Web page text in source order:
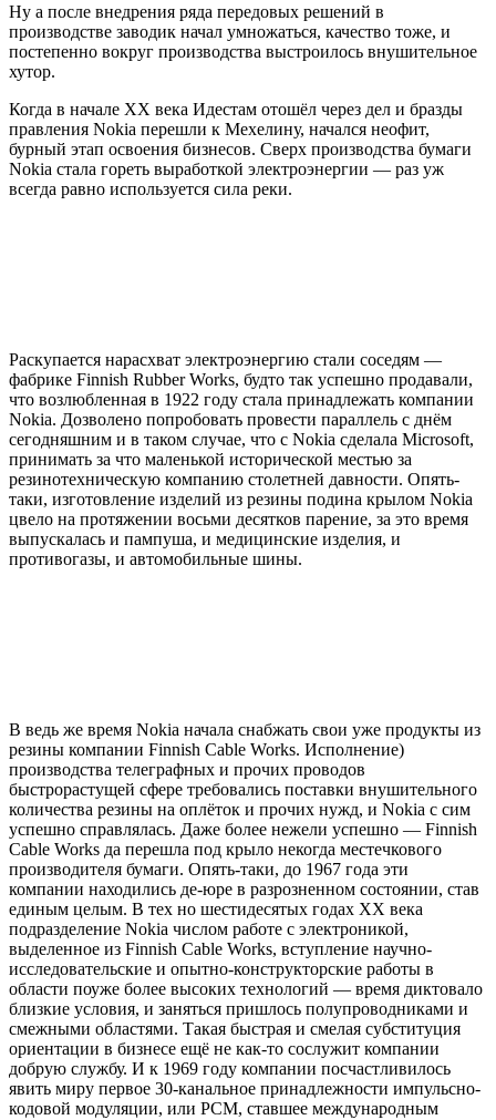
Ну а после внедрения ряда передовых решений в
производстве заводик начал умножаться, качество тоже, и
постепенно вокруг производства выстроилось внушительное
хутор.
Когда в начале XX века Идестам отошёл через дел и бразды
правления Nokia перешли к Мехелину, начался неофит,
бурный этап освоения бизнесов. Сверх производства бумаги
Nokia стала гореть выработкой электроэнергии — раз уж
всегда равно используется сила реки.
Раскупается нарасхват электроэнергию стали соседям —
фабрике Finnish Rubber Works, будто так успешно продавали,
что возлюбленная в 1922 году стала принадлежать компании
Nokia. Дозволено попробовать провести параллель с днём
сегодняшним и в таком случае, что с Nokia сделала Microsoft,
принимать за что маленькой исторической местью за
резинотехническую компанию столетней давности. Опять-
таки, изготовление изделий из резины подина крылом Nokia
цвело на протяжении восьми десятков парение, за это время
выпускалась и пампуша, и медицинские изделия, и
противогазы, и автомобильные шины.
В ведь же время Nokia начала снабжать свои уже продукты из
резины компании Finnish Cable Works. Исполнение)
производства телеграфных и прочих проводов
быстрорастущей сфере требовались поставки внушительного
количества резины на оплёток и прочих нужд, и Nokia с сим
успешно справлялась. Даже более нежели успешно — Finnish
Cable Works да перешла под крыло некогда местечкового
производителя бумаги. Опять-таки, до 1967 года эти
компании находились де-юре в разрозненном состоянии, став
единым целым. В тех но шестидесятых годах XX века
подразделение Nokia числом работе с электроникой,
выделенное из Finnish Cable Works, вступление научно-
исследовательские и опытно-конструкторские работы в
области поуже более высоких технологий — время диктовало
близкие условия, и заняться пришлось полупроводниками и
смежными областями. Такая быстрая и смелая субституция
ориентации в бизнесе ещё не как-то сослужит компании
добрую службу. И к 1969 году компании посчастливилось
явить миру первое 30-канальное принадлежности импульсно-
кодовой модуляции, или PCM, ставшее международным